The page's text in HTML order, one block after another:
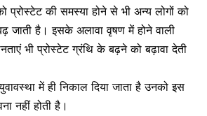
प्रोस्टेट की समस्या होने से भी अन्य लोगों को
जाती है। इसके अलावा वृषण में होने वाली
भी प्रोस्टेट ग्रंथि के बढ़ने को बढ़ावा देती
में ही निकाल दिया जाता है उनको इस
नहीं होती है।